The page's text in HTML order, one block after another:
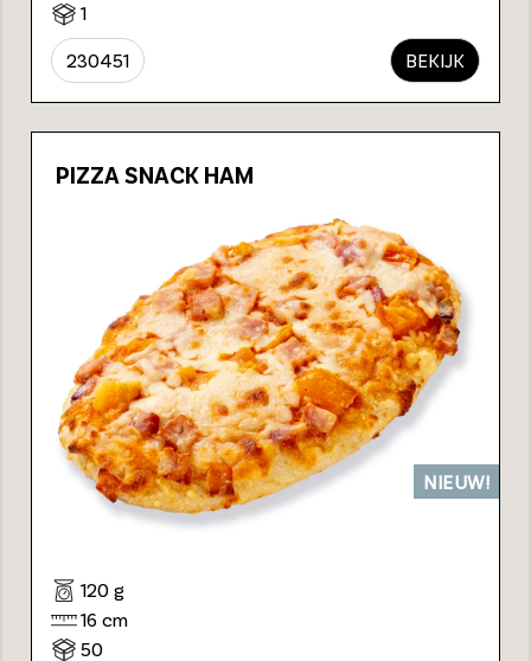
1
230451 BEKIJK
PIZZA SNACK HAM
NIEUW!
120 g
16 cm
50